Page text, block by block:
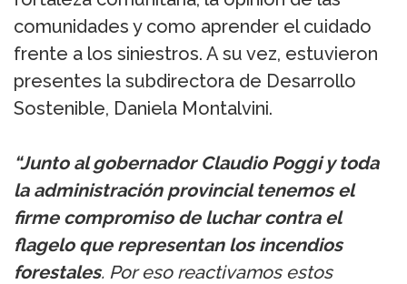
comunidades y como aprender el cuidado
frente a los siniestros. A su vez, estuvieron
presentes la subdirectora de Desarrollo
Sostenible, Daniela Montalvini.
“Junto al gobernador Claudio Poggi y toda
la administración provincial tenemos el
firme compromiso de luchar contra el
flagelo que representan los incendios
forestales. Por eso reactivamos estos